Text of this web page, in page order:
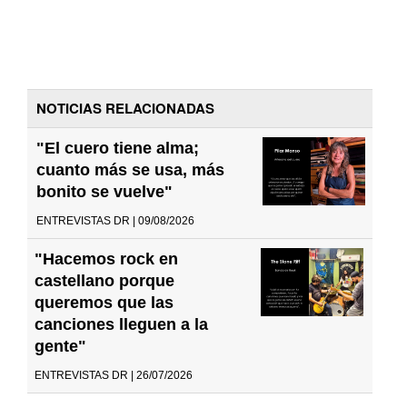
NOTICIAS RELACIONADAS
"El cuero tiene alma;
cuanto más se usa, más
bonito se vuelve"
ENTREVISTAS DR | 09/08/2026
"Hacemos rock en
castellano porque
queremos que las
canciones lleguen a la
gente"
ENTREVISTAS DR | 26/07/2026